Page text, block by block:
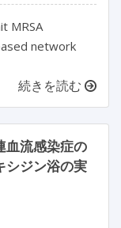
MRSA
network
続きを読む
血流感染症の
シジン浴の実